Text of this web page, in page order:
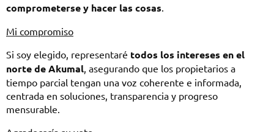
comprometerse y hacer las cosas.
Mi compromiso
Si soy elegido, representaré todos los intereses en el
norte de Akumal, asegurando que los propietarios a
tiempo parcial tengan una voz coherente e informada,
centrada en soluciones, transparencia y progreso
mensurable.